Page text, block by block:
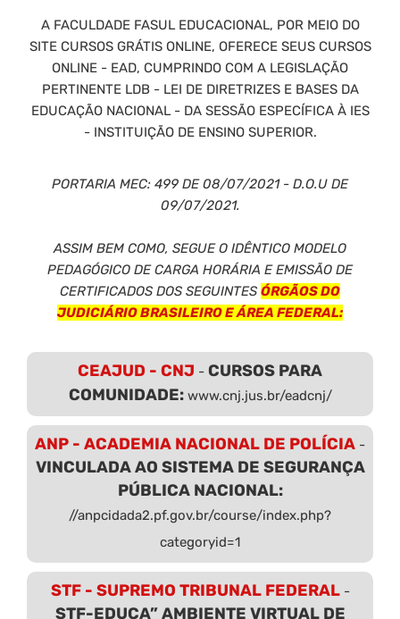
A FACULDADE FASUL EDUCACIONAL, POR MEIO DO
SITE CURSOS GRÁTIS ONLINE, OFERECE SEUS CURSOS
ONLINE - EAD, CUMPRINDO COM A LEGISLAÇÃO
PERTINENTE LDB - LEI DE DIRETRIZES E BASES DA
EDUCAÇÃO NACIONAL - DA SESSÃO ESPECÍFICA À IES
- INSTITUIÇÃO DE ENSINO SUPERIOR.
PORTARIA MEC: 499 DE 08/07/2021 - D.O.U DE
09/07/2021.
ASSIM BEM COMO, SEGUE O IDÊNTICO MODELO
PEDAGÓGICO DE CARGA HORÁRIA E EMISSÃO DE
CERTIFICADOS DOS SEGUINTES ÓRGÃOS DO
JUDICIÁRIO BRASILEIRO E ÁREA FEDERAL:
CEAJUD - CNJ - CURSOS PARA
COMUNIDADE: www.cnj.jus.br/eadcnj/
ANP - ACADEMIA NACIONAL DE POLÍCIA -
VINCULADA AO SISTEMA DE SEGURANÇA
PÚBLICA NACIONAL:
//anpcidada2.pf.gov.br/course/index.php?
categoryid=1
STF - SUPREMO TRIBUNAL FEDERAL-
STF-EDUCA” AMBIENTE VIRTUAL DE